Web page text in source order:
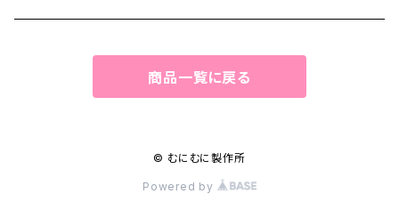
商品一覧に戻る
© むにむに製作所
Powered by